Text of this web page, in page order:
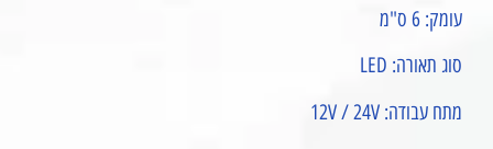
עומק: 6 ס"מ
סוג תאורה: LED
מתח עבודה: 12V / 24V